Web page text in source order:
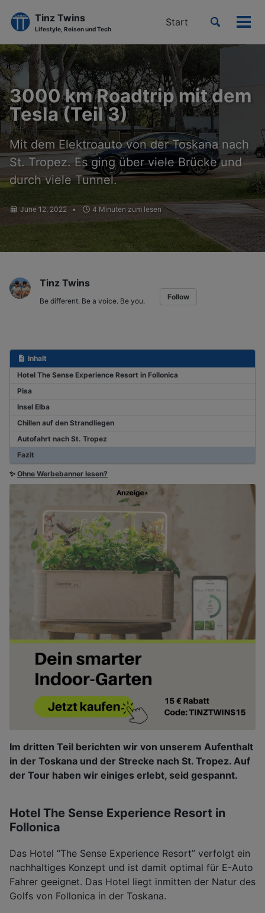
Skip
to
primary
navigation
Skip
to
content
Skip
to
footer
Tinz Twins
Lifestyle, Reisen und Tech
Start
Toggle
3000 km Roadtrip mit dem
Tesla (Teil 3)
Mit dem Elektroauto von der Toskana nach
St. Tropez. Es ging über viele Brücke und
durch viele Tunnel.
June 12, 2022 4 Minuten zum lesen
Tinz Twins
Be different. Be a voice. Be you. Follow
Inhalt
Hotel The Sense Experience Resort in Follonica
Pisa
Insel Elba
Chillen auf den Strandliegen
Autofahrt nach St. Tropez
Fazit
✨ Ohne Werbebanner lesen?
Im dritten Teil berichten wir von unserem Aufenthalt
in der Toskana und der Strecke nach St. Tropez. Auf
der Tour haben wir einiges erlebt, seid gespannt.
Hotel The Sense Experience Resort in
Follonica
Das Hotel “The Sense Experience Resort” verfolgt ein
nachhaltiges Konzept und ist damit optimal für E-Auto
Fahrer geeignet. Das Hotel liegt inmitten der Natur des
Golfs von Follonica in der Toskana.